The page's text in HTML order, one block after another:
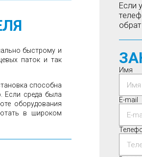
быстрому и
паток и так
способна
Если среда была
оборудования
в широком
Если
Имя
E-mail